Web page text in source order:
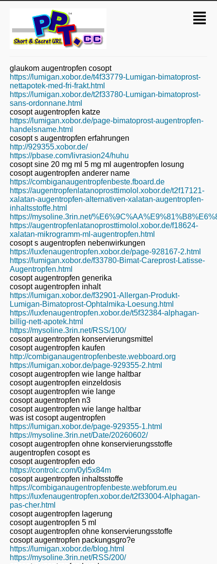
glaukom augentropfen cosopt
https://lumigan.xobor.de/t4f33779-Lumigan-bimatoprost-
nettapotek-med-fri-frakt.html
https://lumigan.xobor.de/t2f33780-Lumigan-bimatoprost-
sans-ordonnane.html
cosopt augentropfen katze
https://lumigan.xobor.de/page-bimatoprost-augentropfen-
handelsname.html
cosopt s augentropfen erfahrungen
http://929355.xobor.de/
https://pbase.com/livrasion24/huhu
cosopt sine 20 mg ml 5 mg ml augentropfen losung
cosopt augentropfen anderer name
https://combiganaugentropfenbeste.fboard.de
https://augentropfenlatanoprosttimolol.xobor.de/t2f17121-
xalatan-augentropfen-alternativen-xalatan-augentropfen-
inhaltsstoffe.html
https://mysoline.3rin.net/
https://augentropfenlatanoprosttimolol.xobor.de/f18624-
xalatan-mikrogramm-ml-augentropfen.html
cosopt s augentropfen nebenwirkungen
https://luxfenaugentropfen.xobor.de/page-928167-2.html
https://lumigan.xobor.de/f33780-Bimat-Careprost-Latisse-
Augentropfen.html
cosopt augentropfen generika
cosopt augentropfen inhalt
https://lumigan.xobor.de/f32901-Allergan-Produkt-
Lumigan-Bimatoprost-Ophtalmika-Loesung.html
https://luxfenaugentropfen.xobor.de/t5f32384-alphagan-
billig-nett-apotek.html
https://mysoline.3rin.net/RSS/100/
cosopt augentropfen konservierungsmittel
cosopt augentropfen kaufen
http://combiganaugentropfenbeste.webboard.org
https://lumigan.xobor.de/page-929355-2.html
cosopt augentropfen wie lange haltbar
cosopt augentropfen einzeldosis
cosopt augentropfen wie lange
cosopt augentropfen n3
cosopt augentropfen wie lange haltbar
was ist cosopt augentropfen
https://lumigan.xobor.de/page-929355-1.html
https://mysoline.3rin.net/Date/20260602/
cosopt augentropfen ohne konservierungsstoffe
augentropfen cosopt es
cosopt augentropfen edo
https://controlc.com/0yl5x84m
cosopt augentropfen inhaltsstoffe
https://combiganaugentropfenbeste.webforum.eu
https://luxfenaugentropfen.xobor.de/t2f33004-Alphagan-
pas-cher.html
cosopt augentropfen lagerung
cosopt augentropfen 5 ml
cosopt augentropfen ohne konservierungsstoffe
cosopt augentropfen packungsgro?e
https://lumigan.xobor.de/blog.html
https://mysoline.3rin.net/RSS/200/